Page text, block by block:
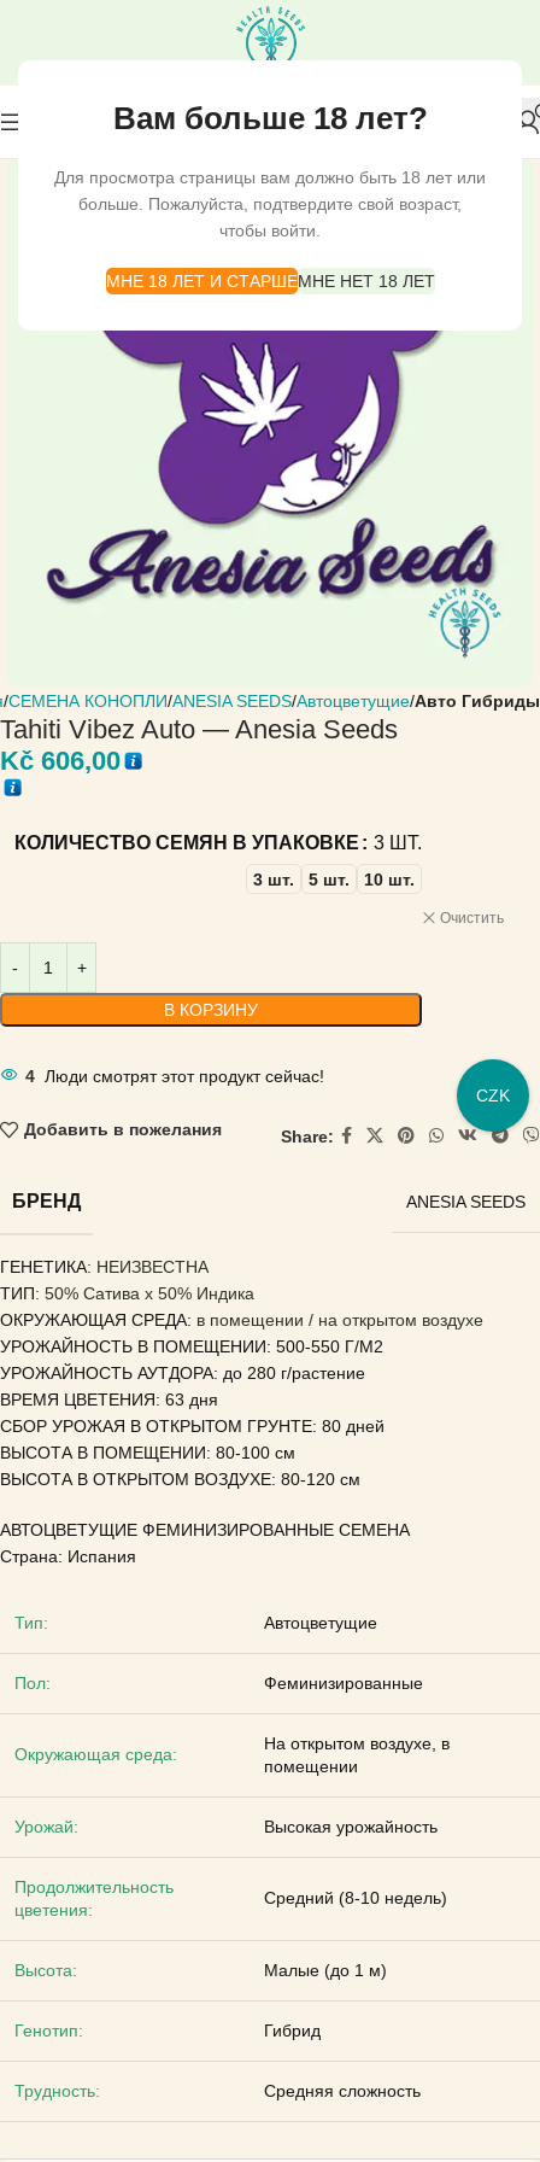
Вам больше 18 лет?
Для просмотра страницы вам должно быть 18 лет или
больше. Пожалуйста, подтвердите свой возраст,
чтобы войти.
МНЕ 18 ЛЕТ И СТАРШЕМНЕ НЕТ 18 ЛЕТ
СЕМЕНА КОНОПЛИ ANESIA SEEDS Автоцветущие Авто Гибриды
Tahiti Vibez Auto — Anesia Seeds
Kč 606,00
КОЛИЧЕСТВО СЕМЯН В УПАКОВКЕ 3 ШТ.
3 шт. 5 шт. 10 шт.
Очистить
В КОРЗИНУ
4 Люди смотрят этот продукт сейчас!
Добавить в пожелания Share:
БРЕНД ANESIA SEEDS
ГЕНЕТИКА: НЕИЗВЕСТНА
ТИП: 50% Сатива x 50% Индика
ОКРУЖАЮЩАЯ СРЕДА: в помещении / на открытом воздухе
УРОЖАЙНОСТЬ В ПОМЕЩЕНИИ: 500-550 Г/М2
УРОЖАЙНОСТЬ АУТДОРА: до 280 г/растение
ВРЕМЯ ЦВЕТЕНИЯ: 63 дня
СБОР УРОЖАЯ В ОТКРЫТОМ ГРУНТЕ: 80 дней
ВЫСОТА В ПОМЕЩЕНИИ: 80-100 см
ВЫСОТА В ОТКРЫТОМ ВОЗДУХЕ: 80-120 см
АВТОЦВЕТУЩИЕ ФЕМИНИЗИРОВАННЫЕ СЕМЕНА
Страна: Испания
Тип: Автоцветущие
Пол: Феминизированные
Окружающая среда:
На открытом воздухе, в
помещении
Урожай: Высокая урожайность
Продолжительность
цветения:
Средний (8-10 недель)
Высота: Малые (до 1 м)
Генотип: Гибрид
Трудность: Средняя сложность
CZK